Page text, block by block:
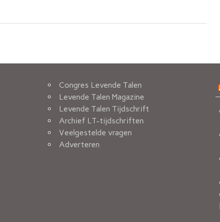
Congres Levende Talen
Levende Talen Magazine
Levende Talen Tijdschrift
Archief LT-tijdschriften
Veelgestelde vragen
Adverteren